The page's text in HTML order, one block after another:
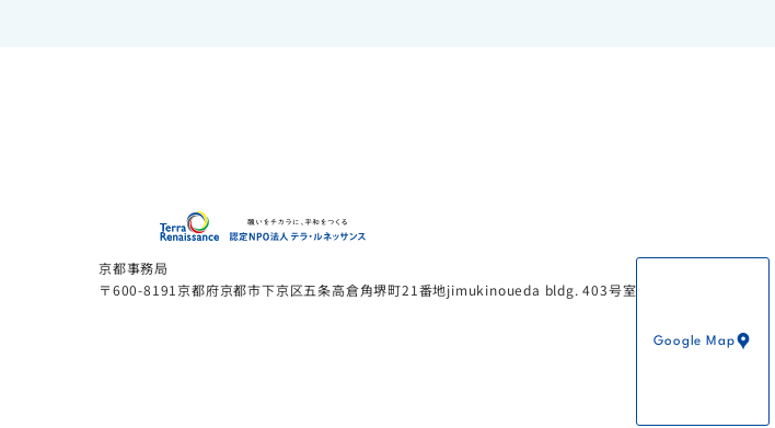
京都事務局
〒600-8191京都府京都市下京区五条高倉角堺町21番地jimukinoueda bldg. 403号室
Google Map